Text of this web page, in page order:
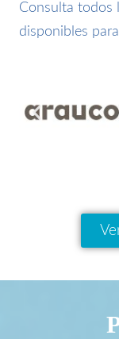
Consulta todos
disponibles